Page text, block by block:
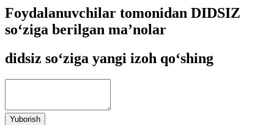
Foydalanuvchilar tomonidan DIDSIZ
so‘ziga berilgan ma’nolar
didsiz so‘ziga yangi izoh qo‘shing
Yuborish